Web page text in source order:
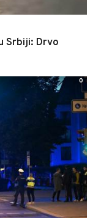
Srbiji: Drvo
0